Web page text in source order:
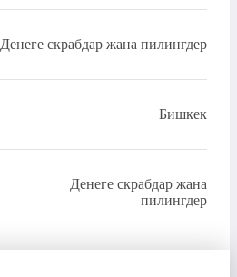
Денеге скрабдар жана пилингдер
Бишкек
Денеге скрабдар жана
пилингдер